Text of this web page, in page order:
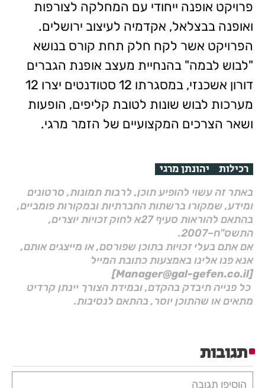
פרויקט אופנה ייחודי עם המחלקה לצורפות
ואופנה בבצלאל, אקדמיה לעיצוב ירושלים.
הפרויקט אשר לקח חלק תחת קורס בנושא
"לבוש לבמה" בהנחיית מעצב אופנת הגברים
דורון אשכנזי, במסגרתו 12 סטודנטים יצרו 12
מערכות לבוש שונות לטובת קליפים, הופעות
ושאר הצרכים המקצועיים של הזמר מרגי.
רכילות יהונתן מרגי
באתר זה עשוי להופיע תוכן, לרבות תמונות, סרטונים
ומידע, שמקורו ברשתות החברתיות ובמקורות פומביים,
בהתאם להוראות סעיף 27א לחוק זכויות יוצרים,
התשס"ח–2007.
אם אתם בעלי זכויות בתוכן שפורסם, או מייצגים אותם,
אנא פנו אלינו באמצעות כתובת המייל
[Manager@gal-gefen.co.il]
כל פנייה תיבדק בהקדם, ובמידת הצורך יינתן קרדיט
מתאים או שהתוכן יוסר, בהתאם לנסיבות.
תגובות
הוסיפו תגובה